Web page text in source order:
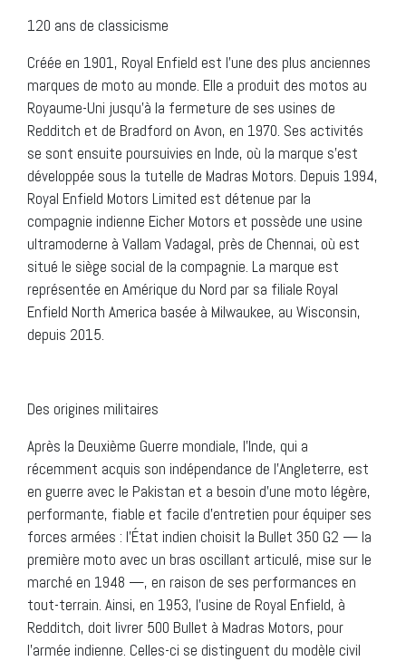
120 ans de classicisme
Créée en 1901, Royal Enfield est l’une des plus anciennes
marques de moto au monde. Elle a produit des motos au
Royaume-Uni jusqu’à la fermeture de ses usines de
Redditch et de Bradford on Avon, en 1970. Ses activités
se sont ensuite poursuivies en Inde, où la marque s’est
développée sous la tutelle de Madras Motors. Depuis 1994,
Royal Enfield Motors Limited est détenue par la
compagnie indienne Eicher Motors et possède une usine
ultramoderne à Vallam Vadagal, près de Chennai, où est
situé le siège social de la compagnie. La marque est
représentée en Amérique du Nord par sa filiale Royal
Enfield North America basée à Milwaukee, au Wisconsin,
depuis 2015.
Des origines militaires
Après la Deuxième Guerre mondiale, l’Inde, qui a
récemment acquis son indépendance de l’Angleterre, est
en guerre avec le Pakistan et a besoin d’une moto légère,
performante, fiable et facile d’entretien pour équiper ses
forces armées : l’État indien choisit la Bullet 350 G2 — la
première moto avec un bras oscillant articulé, mise sur le
marché en 1948 —, en raison de ses performances en
tout-terrain. Ainsi, en 1953, l’usine de Royal Enfield, à
Redditch, doit livrer 500 Bullet à Madras Motors, pour
l’armée indienne. Celles-ci se distinguent du modèle civil